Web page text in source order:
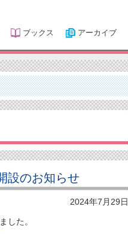
ブックス アーカイブ
設のお知らせ
2024年7月29日
した。